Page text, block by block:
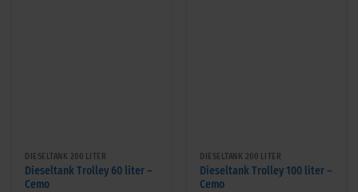
DIESELTANK 200 LITER
Dieseltank Trolley 60 liter –
Cemo
DIESELTANK 200 LITER
Dieseltank Trolley 100 liter –
Cemo